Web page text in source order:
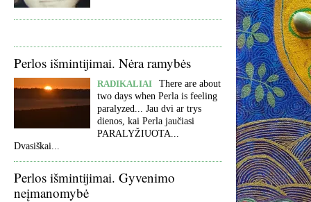
Perlos išmintijimai. Nėra ramybės
RADIKALIAI
There are about
two days when Perla is feeling
paralyzed... Jau dvi ar trys
dienos, kai Perla jaučiasi
PARALYŽIUOTA...
Dvasiškai...
Perlos išmintijimai. Gyvenimo
neįmanomybė